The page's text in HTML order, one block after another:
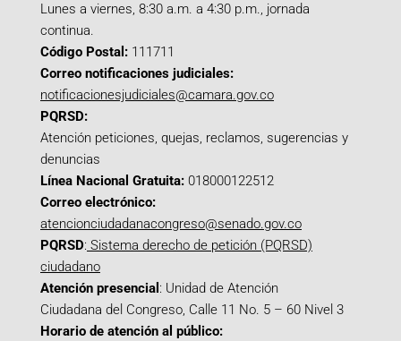
Lunes a viernes, 8:30 a.m. a 4:30 p.m., jornada
continua.
Código Postal: 111711
Correo notificaciones judiciales:
notificacionesjudiciales@camara.gov.co
PQRSD:
Atención peticiones, quejas, reclamos, sugerencias y
denuncias
Línea Nacional Gratuita: 018000122512
Correo electrónico:
atencionciudadanacongreso@senado.gov.co
PQRSD: Sistema derecho de petición (PQRSD)
ciudadano
Atención presencial : Unidad de Atención
Ciudadana del Congreso, Calle 11 No. 5 – 60 Nivel 3
Horario de atención al público: